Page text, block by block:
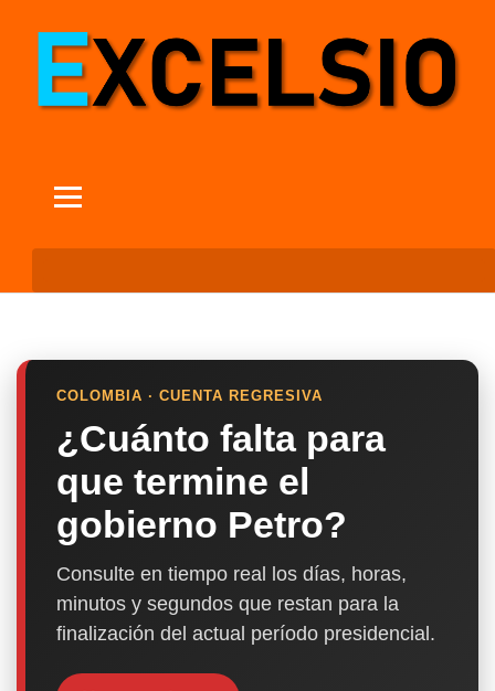
COLOMBIA · CUENTA REGRESIVA
¿Cuánto falta para
que termine el
gobierno Petro?
Consulte en tiempo real los días, horas,
minutos y segundos que restan para la
finalización del actual período presidencial.